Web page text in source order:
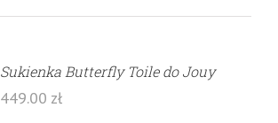
Sukienka Butterfly Toile do Jouy
449.00 zł